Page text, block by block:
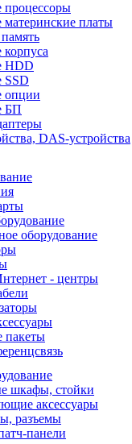
процессоры
платы
HDD
SSD
опции
БП
DAS-устройства
оборудование
- центры
пакеты
шкафы, стойки
аксессуары
разъемы
панели